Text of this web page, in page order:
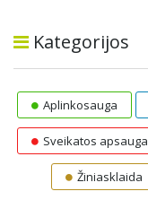
Kategorijos
Aplinkosauga
Sveikatos apsauga
Žiniasklaida